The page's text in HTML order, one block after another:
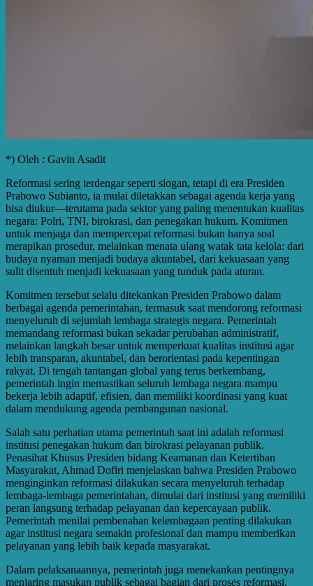
*) Oleh : Gavin Asadit
Reformasi sering terdengar seperti slogan, tetapi di era Presiden
Prabowo Subianto, ia mulai diletakkan sebagai agenda kerja yang
bisa diukur—terutama pada sektor yang paling menentukan kualitas
negara: Polri, TNI, birokrasi, dan penegakan hukum. Komitmen
untuk menjaga dan mempercepat reformasi bukan hanya soal
merapikan prosedur, melainkan menata ulang watak tata kelola: dari
budaya nyaman menjadi budaya akuntabel, dari kekuasaan yang
sulit disentuh menjadi kekuasaan yang tunduk pada aturan.
Komitmen tersebut selalu ditekankan Presiden Prabowo dalam
berbagai agenda pemerintahan, termasuk saat mendorong reformasi
menyeluruh di sejumlah lembaga strategis negara. Pemerintah
memandang reformasi bukan sekadar perubahan administratif,
melainkan langkah besar untuk memperkuat kualitas institusi agar
lebih transparan, akuntabel, dan berorientasi pada kepentingan
rakyat. Di tengah tantangan global yang terus berkembang,
pemerintah ingin memastikan seluruh lembaga negara mampu
bekerja lebih adaptif, efisien, dan memiliki koordinasi yang kuat
dalam mendukung agenda pembangunan nasional.
Salah satu perhatian utama pemerintah saat ini adalah reformasi
institusi penegakan hukum dan birokrasi pelayanan publik.
Penasihat Khusus Presiden bidang Keamanan dan Ketertiban
Masyarakat, Ahmad Dofiri menjelaskan bahwa Presiden Prabowo
menginginkan reformasi dilakukan secara menyeluruh terhadap
lembaga-lembaga pemerintahan, dimulai dari institusi yang memiliki
peran langsung terhadap pelayanan dan kepercayaan publik.
Pemerintah menilai pembenahan kelembagaan penting dilakukan
agar institusi negara semakin profesional dan mampu memberikan
pelayanan yang lebih baik kepada masyarakat.
Dalam pelaksanaannya, pemerintah juga menekankan pentingnya
menjaring masukan publik sebagai bagian dari proses reformasi.